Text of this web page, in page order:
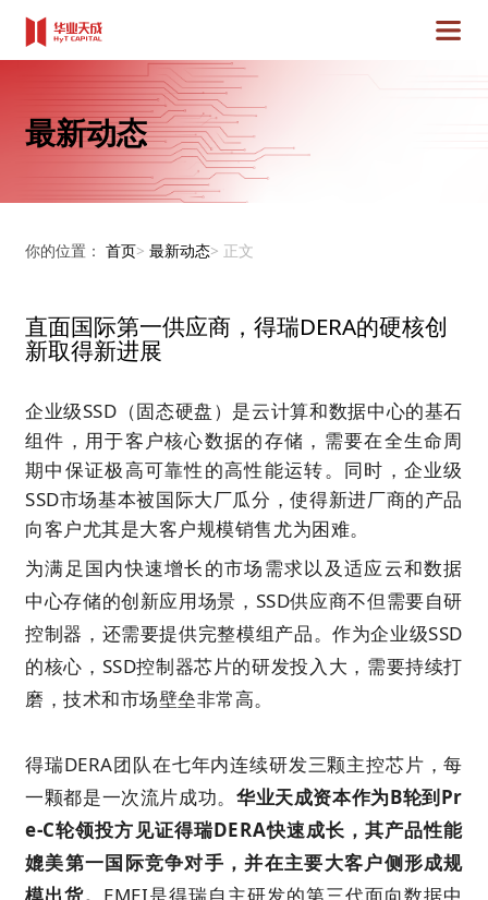
最新动态
你的位置： 首页> 最新动态> 正文
直面国际第一供应商，得瑞DERA的硬核创
新取得新进展
企业级SSD（固态硬盘）是云计算和数据中心的基石
组件，用于客户核心数据的存储，需要在全生命周
期中保证极高可靠性的高性能运转。同时，企业级
SSD市场基本被国际大厂瓜分，使得新进厂商的产品
向客户尤其是大客户规模销售尤为困难。
为满足国内快速增长的市场需求以及适应云和数据
中心存储的创新应用场景，SSD供应商不但需要自研
控制器，还需要提供完整模组产品。作为企业级SSD
的核心，SSD控制器芯片的研发投入大，需要持续打
磨，技术和市场壁垒非常高。
得瑞DERA团队在七年内连续研发三颗主控芯片，每
一颗都是一次流片成功。 华业天成资本作为B轮到Pr
e-C轮领投方见证得瑞DERA快速成长，其产品性能
媲美第一国际竞争对手，并在主要大客户侧形成规